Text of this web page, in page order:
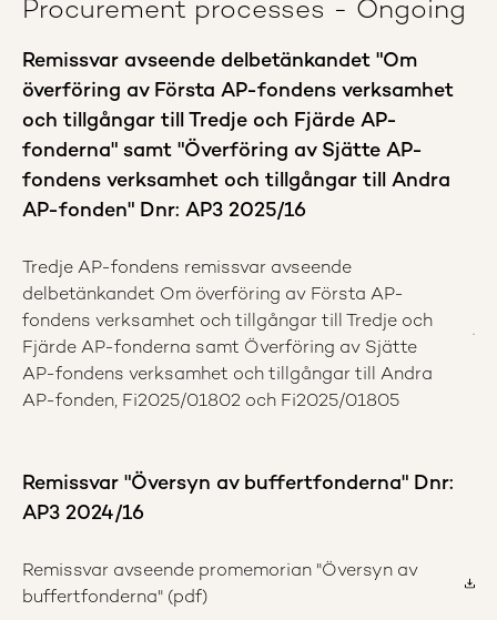
Procurement processes - Ongoing
Remissvar avseende delbetänkandet "Om
överföring av Första AP-fondens verksamhet
och tillgångar till Tredje och Fjärde AP-
fonderna" samt "Överföring av Sjätte AP-
fondens verksamhet och tillgångar till Andra
AP-fonden" Dnr: AP3 2025/16
Tredje AP-fondens remissvar avseende
delbetänkandet Om överföring av Första AP-
fondens verksamhet och tillgångar till Tredje och
Fjärde AP-fonderna samt Överföring av Sjätte
AP-fondens verksamhet och tillgångar till Andra
AP-fonden, Fi2025/01802 och Fi2025/01805
Remissvar "Översyn av buffertfonderna" Dnr:
AP3 2024/16
Remissvar avseende promemorian "Översyn av
buffertfonderna" (pdf)